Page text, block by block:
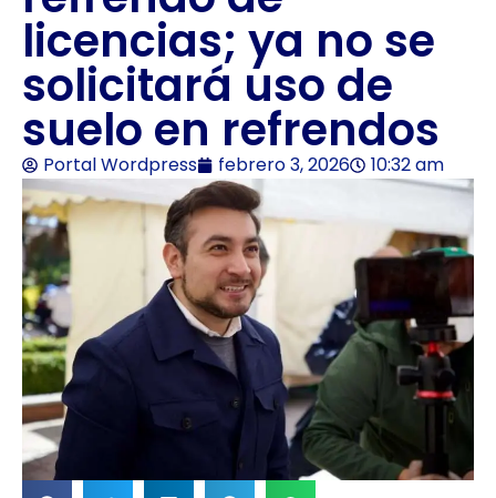
licencias; ya no se
solicitará uso de
suelo en refrendos
Portal Wordpress febrero 3, 2026 10:32 am